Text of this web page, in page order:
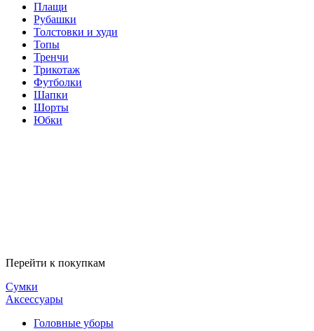
Плащи
Рубашки
Толстовки и худи
Топы
Тренчи
Трикотаж
Футболки
Шапки
Шорты
Юбки
Перейти к покупкам
Сумки
Аксессуары
Головные уборы